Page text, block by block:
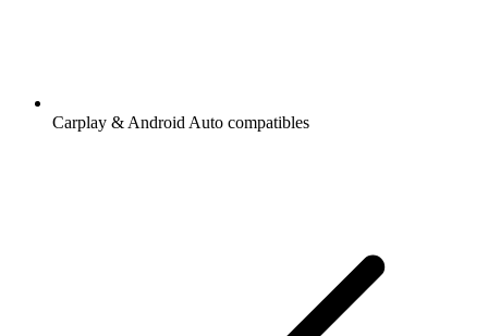
Carplay & Android Auto compatibles